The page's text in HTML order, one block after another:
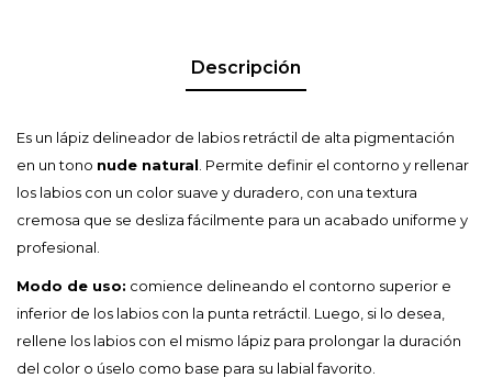
Descripción
Es un lápiz delineador de labios retráctil de alta pigmentación
en un tono nude natural . Permite definir el contorno y rellenar
los labios con un color suave y duradero, con una textura
cremosa que se desliza fácilmente para un acabado uniforme y
profesional.
Modo de uso: comience delineando el contorno superior e
inferior de los labios con la punta retráctil. Luego, si lo desea,
rellene los labios con el mismo lápiz para prolongar la duración
del color o úselo como base para su labial favorito.